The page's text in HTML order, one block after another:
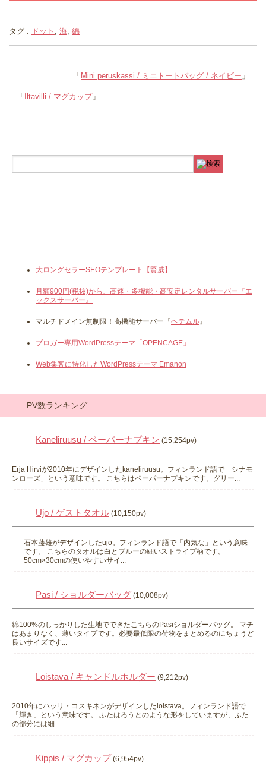
タグ : ドット 海 綿
「 Mini peruskassi / ミニトートバッグ / ネイビー 」
「 Iltavilli / マグカップ」
大ロングセラーSEOテンプレート【賢威】
月額900円(税抜)から、高速・多機能・高安定レンタルサーバー『エ
ックスサーバー』
マルチドメイン無制限！高機能サーバー『ヘテムル』
ブロガー専用WordPressテーマ「OPENCAGE」
Web集客に特化したWordPressテーマ Emanon
PV数ランキング
Kaneliruusu / ペーパーナプキン (15,254pv)
Erja Hirviが2010年にデザインしたkaneliruusu。フィンランド語で「シナモ
ンローズ」という意味です。 こちらはペーパーナプキンです。グリー...
Ujo / ゲストタオル (10,150pv)
石本藤雄がデザインしたujo。フィンランド語で「内気な」という意味
です。 こちらのタオルは白とブルーの細いストライプ柄です。
50cm×30cmの使いやすいサイ...
Pasi / ショルダーバッグ (10,008pv)
綿100%のしっかりした生地でできたこちらのPasiショルダーバッグ。 マチ
はあまりなく、薄いタイプです。必要最低限の荷物をまとめるのにちょうど
良いサイズです...
Loistava / キャンドルホルダー (9,212pv)
2010年にハッリ・コスキネンがデザインしたloistava。フィンランド語で
「輝き」という意味です。 ふたはろうとのような形をしていますが、ふた
の部分には細...
Kippis / マグカップ (6,954pv)